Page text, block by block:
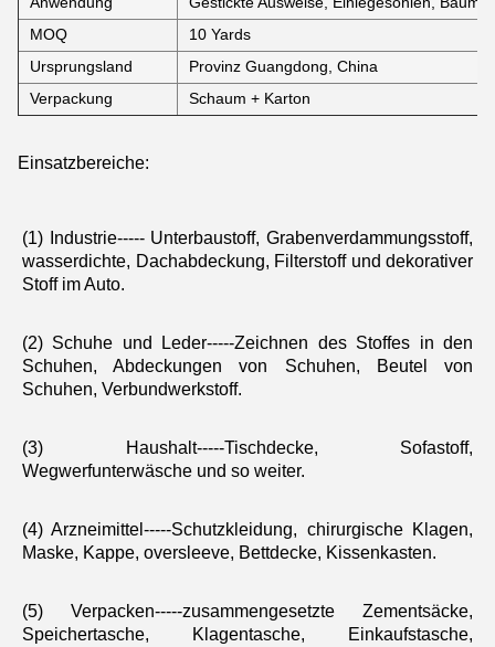
MOQ
10 Yards
Ursprungsland
Provinz Guangdong, China
Verpackung
Schaum + Karton
Einsatzbereiche:
(1) Industrie----- Unterbaustoff, Grabenverdammungsstoff,
wasserdichte, Dachabdeckung, Filterstoff und dekorativer
Stoff im Auto.
(2) Schuhe und Leder-----Zeichnen des Stoffes in den
Schuhen, Abdeckungen von Schuhen, Beutel von
Schuhen, Verbundwerkstoff.
(3) Haushalt-----Tischdecke, Sofastoff,
Wegwerfunterwäsche und so weiter.
(4) Arzneimittel-----Schutzkleidung, chirurgische Klagen,
Maske, Kappe, oversleeve, Bettdecke, Kissenkasten.
(5) Verpacken-----zusammengesetzte Zementsäcke,
Speichertasche, Klagentasche, Einkaufstasche,